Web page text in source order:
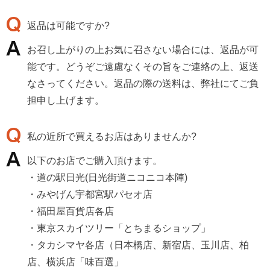
返品は可能ですか?
お召し上がりの上お気に召さない場合には、返品が可
能です。どうぞご遠慮なくその旨をご連絡の上、返送
なさってください。返品の際の送料は、弊社にてご負
担申し上げます。
私の近所で買えるお店はありませんか?
以下のお店でご購入頂けます。
・道の駅日光(日光街道ニコニコ本陣)
・みやげん宇都宮駅パセオ店
・福田屋百貨店各店
・東京スカイツリー「とちまるショップ」
・タカシマヤ各店（日本橋店、新宿店、玉川店、柏
店、横浜店「味百選」